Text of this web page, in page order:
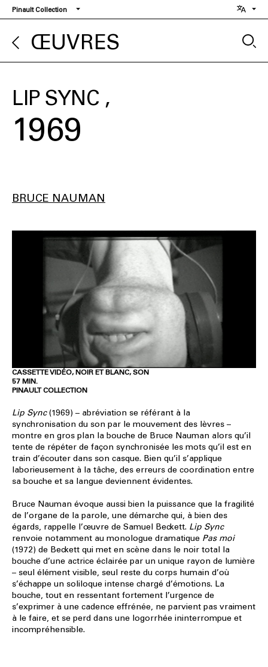
Aller
au
contenu
principal
Pinault Collection
ŒUVRES
LIP SYNC
1969
BRUCE NAUMAN
CASSETTE VIDÉO, NOIR ET BLANC, SON
57 MIN.
PINAULT COLLECTION
Lip Sync(1969) – abréviation se référant à la
synchronisation du son par le mouvement des lèvres –
montre en gros plan la bouche de Bruce Nauman alors qu’il
tente de répéter de façon synchronisée les mots qu’il est en
train d’écouter dans son casque. Bien qu’il s’applique
laborieusement à la tâche, des erreurs de coordination entre
sa bouche et sa langue deviennent évidentes.
Bruce Nauman évoque aussi bien la puissance que la fragilité
de l’organe de la parole, une démarche qui, à bien des
égards, rappelle l’œuvre de Samuel Beckett. Lip Sync
renvoie notamment au monologue dramatique Pas moi
(1972) de Beckett qui met en scène dans le noir total la
bouche d’une actrice éclairée par un unique rayon de lumière
– seul élément visible, seul reste du corps humain d’où
s’échappe un soliloque intense chargé d’émotions. La
bouche, tout en ressentant fortement l’urgence de
s’exprimer à une cadence effrénée, ne parvient pas vraiment
à le faire, et se perd dans une logorrhée ininterrompue et
incompréhensible.